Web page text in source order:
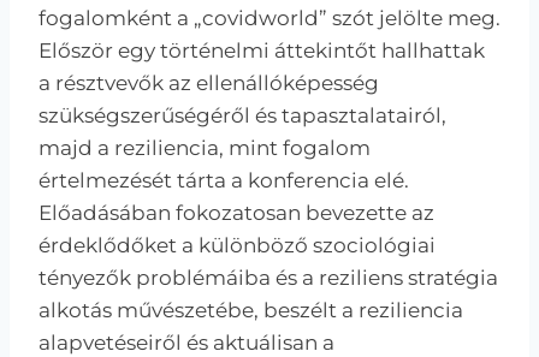
fogalomként a „covidworld” szót jelölte meg.
Először egy történelmi áttekintőt hallhattak
a résztvevők az ellenállóképesség
szükségszerűségéről és tapasztalatairól,
majd a reziliencia, mint fogalom
értelmezését tárta a konferencia elé.
Előadásában fokozatosan bevezette az
érdeklődőket a különböző szociológiai
tényezők problémáiba és a reziliens stratégia
alkotás művészetébe, beszélt a reziliencia
alapvetéseiről és aktuálisan a